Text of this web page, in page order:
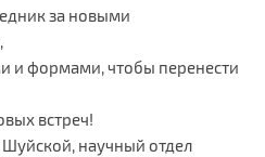
за новыми
и формами, чтобы перенести
встреч!
научный отдел